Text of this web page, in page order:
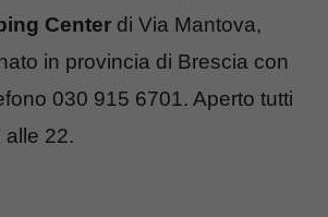
Center di Via Mantova,
in provincia di Brescia con
030 915 6701. Aperto tutti
alle 22.